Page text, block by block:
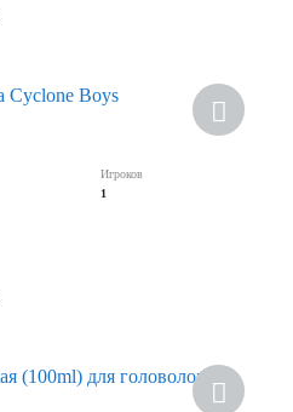
Игроков
1